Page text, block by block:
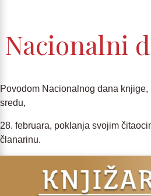
Nacionalni
Povodom Nacionalnog dana
sredu,
28. februara, poklanja svojim
članarinu.